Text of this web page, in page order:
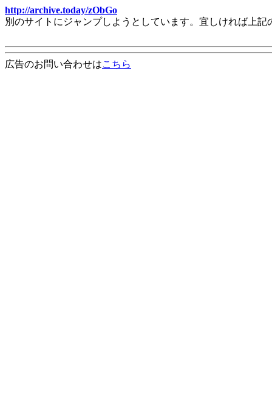
http://archive.today/zObGo
別のサイトにジャンプしようとしています。宜しければ上
広告のお問い合わせはこちら